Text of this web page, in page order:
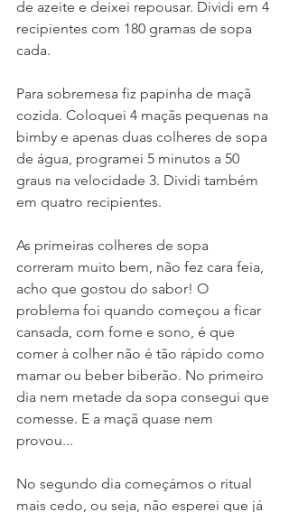
de azeite e deixei repousar. Dividi em 4
recipientes com 180 gramas de sopa
cada.
Para sobremesa fiz papinha de maçã
cozida. Coloquei 4 maçãs pequenas na
bimby e apenas duas colheres de sopa
de água, programei 5 minutos a 50
graus na velocidade 3. Dividi também
em quatro recipientes.
As primeiras colheres de sopa
correram muito bem, não fez cara feia,
acho que gostou do sabor! O
problema foi quando começou a ficar
cansada, com fome e sono, é que
comer à colher não é tão rápido como
mamar ou beber biberão. No primeiro
dia nem metade da sopa consegui que
comesse. E a maçã quase nem
provou...
No segundo dia começámos o ritual
mais cedo, ou seja, não esperei que já